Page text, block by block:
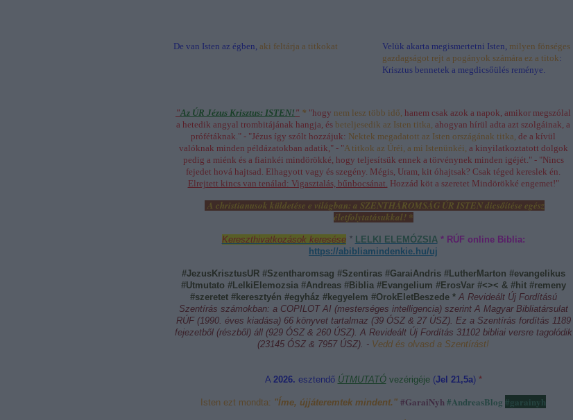
De van Isten az égben, aki feltárja a titkokat Velük akarta megismertetni Isten, milyen fönséges
gazdagságot rejt a pogányok számára ez a titok:
Krisztus bennetek a megdicsőülés reménye.
"Az ÚR Jézus Krisztus: ISTEN! " * "hogy nem lesz több idő, hanem csak azok a napok, amikor megszólal
a hetedik angyal trombitájának hangja, és beteljesedik az Isten titka, ahogyan hírül adta azt szolgáinak, a
prófétáknak." - "Jézus így szólt hozzájuk: Nektek megadatott az Isten országának titka, de a kívül
valóknak minden példázatokban adatik," - "A titkok az Úréi, a mi Istenünkéi, a kinyilatkoztatott dolgok
pedig a miénk és a fiainkéi mindörökké, hogy teljesítsük ennek a törvénynek minden igéjét. " - "Nincs
fejedet hová hajtsad. Elhagyott vagy és szegény. Mégis, Uram, kit óhajtsak? Csak téged kereslek én.
Elrejtett kincs van tenálad: Vigasztalás, bűnbocsánat. Hozzád köt a szeretet Mindörökké engemet!"
A christianusok küldetése e világban: a SZENTHÁROMSÁG ÚR ISTEN dicsőítése egész
életfolytatásukkal! *
Kereszthivatkozások keresése* LELKI ELEMÓZSIA* RÚF online Biblia:
https://abibliamindenkie.hu/uj
#JezusKrisztusUR #Szentharomsag #Szentiras #GaraiAndris #LutherMarton #evangelikus
#Utmutato #LelkiElemozsia #Andreas #Biblia #Evangelium #ErosVar #<>< & #hit #remeny
#szeretet #keresztyén #egyház #kegyelem #OrokEletBeszede * A Revideált Új Fordítású
Szentírás számokban: a COPILOT AI (mesterséges intelligencia) szerint A Magyar Bibliatársulat
RÚF (1990. éves kiadása) 66 könyvet tartalmaz (39 ÓSZ & 27 ÚSZ). Ez a Szentírás fordítás 1189
fejezetből (részből) áll (929 ÓSZ & 260 ÚSZ). A Revideált Új Fordítás 31102 bibliai versre tagolódik
(23145 ÓSZ & 7957 ÚSZ). - Vedd és olvasd a Szentírást!
A 2026. esztendő ÚTMUTATÓvezérigéje(Jel 21,5a) *
Isten ezt mondta: "Íme, újjáteremtek mindent." #GaraiNyh #AndreasBlog #garainyh